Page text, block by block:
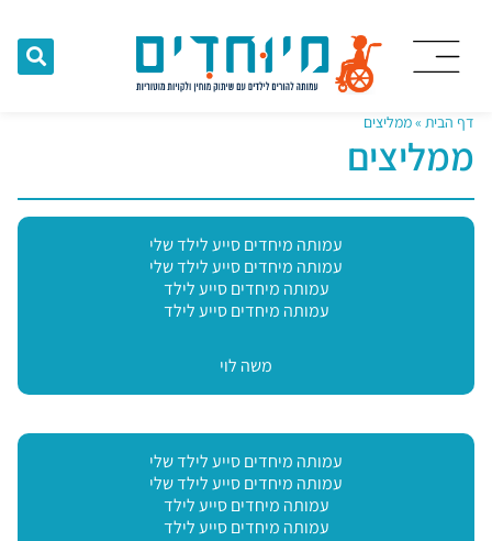
דף הבית »ממליצים
ממליצים
עמותה מיחדים סייע לילד שלי
עמותה מיחדים סייע לילד שלי
עמותה מיחדים סייע לילד
עמותה מיחדים סייע לילד
משה לוי
עמותה מיחדים סייע לילד שלי
עמותה מיחדים סייע לילד שלי
עמותה מיחדים סייע לילד
עמותה מיחדים סייע לילד